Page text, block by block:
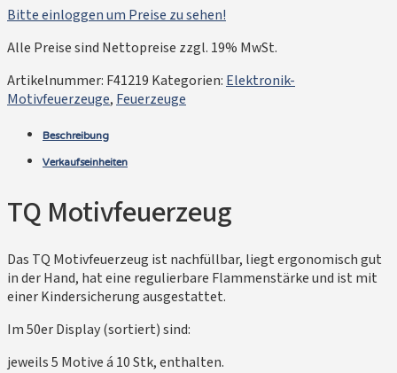
Bitte einloggen um Preise zu sehen!
Alle Preise sind Nettopreise zzgl. 19% MwSt.
Artikelnummer: F41219 Kategorien: Elektronik-
Motivfeuerzeuge, Feuerzeuge
Beschreibung
Verkaufseinheiten
TQ Motivfeuerzeug
Das TQ Motivfeuerzeug ist nachfüllbar, liegt ergonomisch gut
in der Hand, hat eine regulierbare Flammenstärke und ist mit
einer Kindersicherung ausgestattet.
Im 50er Display (sortiert) sind:
jeweils 5 Motive á 10 Stk, enthalten.